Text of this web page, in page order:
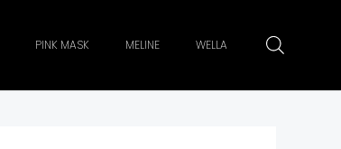
PINK MASK MELINE WELLA